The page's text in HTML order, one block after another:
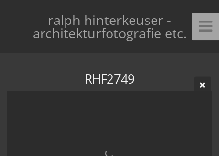
ralph hinterkeuser -
architekturfotografie etc.
RHF2749